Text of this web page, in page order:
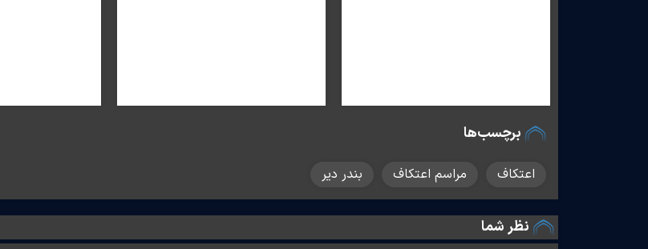
برچسب‌ها
اعتکاف مراسم اعتکاف بندر دیر
نظر شما